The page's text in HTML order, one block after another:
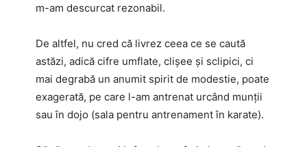
m-am descurcat rezonabil.
De altfel, nu cred că livrez ceea ce se caută
astăzi, adică cifre umflate, clișee și sclipici, ci
mai degrabă un anumit spirit de modestie, poate
exagerată, pe care l-am antrenat urcând munții
sau în dojo (sala pentru antrenament în karate).